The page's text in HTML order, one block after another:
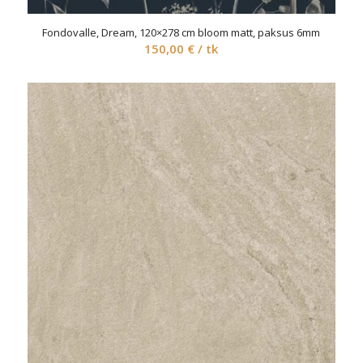
Fondovalle, Dream, 120×278 cm bloom matt, paksus 6mm
150,00 € / tk